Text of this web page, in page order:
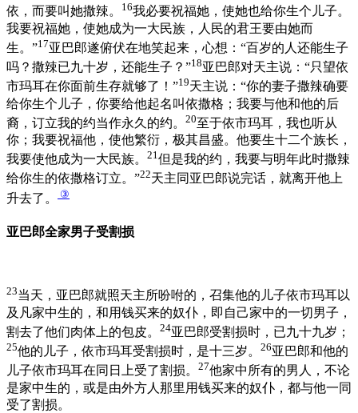
依，而要叫她撒辣。
16我必要祝福她，使她也给你生个儿子。
我要祝福她，使她成为一大民族，人民的君王要由她而
生。”17亚巴郎遂俯伏在地笑起来，心想：“百岁的人还能生子
吗？撒辣已九十岁，还能生子？”18亚巴郎对天主说：“只望依
市玛耳在你面前生存就够了！”19天主说：“你的妻子撒辣确要
给你生个儿子，你要给他起名叫依撒格；我要与他和他的后
裔，订立我的约当作永久的约。 20至于依市玛耳，我也听从
你；我要祝福他，使他繁衍，极其昌盛。他要生十二个族长，
我要使他成为一大民族。 21 但是我的约，我要与明年此时撒辣
给你生的依撒格订立。”22天主同亚巴郎说完话，就离开他上
升去了。
③
亚巴郎全家男子受割损
23当天，亚巴郎就照天主所吩咐的，召集他的儿子依市玛耳以
及凡家中生的，和用钱买来的奴仆，即自己家中的一切男子，
割去了他们肉体上的包皮。 24亚巴郎受割损时，已九十九岁；
25他的儿子，依市玛耳受割损时，是十三岁。 26亚巴郎和他的
儿子依市玛耳在同日上受了割损。 27他家中所有的男人，不论
是家中生的，或是由外方人那里用钱买来的奴仆，都与他一同
受了割损。